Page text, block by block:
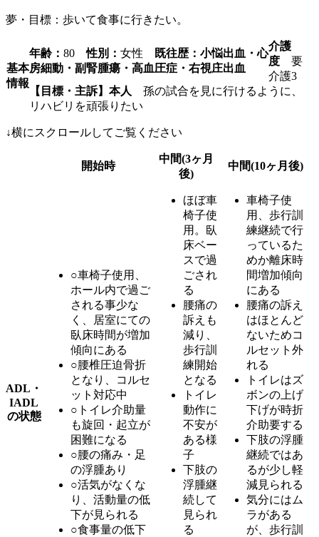
夢・目標：歩いて食事に行きたい。
基本
情報
年齢： 80性別： 女性
既往歴：小悩出血・心
房細動・副腎腫瘍・高血圧症・右視庄出血
介護
度 要
介護3
【目標・主訴】本人 孫の試合を見に行けるように、
リハビリを頑張りたい
↓横にスクロールしてご覧ください
開始時
中間(3ヶ月
後)
中間(10ヶ月後)
ADL・
IADL
の状態
○車椅子使用、
ホール内で過ご
される事少な
く、居室にての
臥床時間が増加
傾向にある
○腰椎圧迫骨折
となり、コルセ
ット対応中
○トイレ介助量
も旋回・起立が
困難になる
○腰の痛み・足
の浮腫あり
○活気がなくな
り、活動量の低
下が見られる
○食事量の低下
ほぼ車
椅子使
用。臥
床ベー
スで過
ごされ
る
腰痛の
訴えも
減り、
歩行訓
練開始
となる
トイレ
動作に
不安が
ある様
子
下肢の
浮腫継
続して
見られ
る
車椅子使
用、歩行訓
練継続で行
っているた
めか離床時
間増加傾向
にある
腰痛の訴え
はほとんど
ないためコ
ルセット外
れる
トイレはズ
ボンの上げ
下げが時折
介助要する
下肢の浮腫
継続ではあ
るが少し軽
減見られる
気分にはム
ラがある
が、歩行訓